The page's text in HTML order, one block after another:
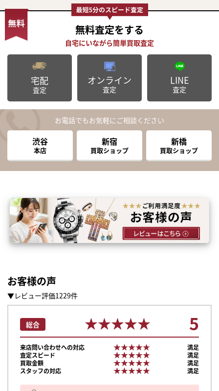
無料査定をする
宅配
査定
オンライン
査定
LINE
査定
お電話でもお気軽にご相談ください
渋谷
本店
新宿
買取ショップ
新橋
買取ショップ
お客様の声
▼レビュー評価1229件
総合 ★★★★★
★★★★★ 5
来店問い合わせへの対応 ★★★★★
★★★★★
満足
査定スピード
★★★★★
★★★★★
満足
買取金額
★★★★★
★★★★★
満足
スタッフの対応
★★★★★
★★★★★ 満足